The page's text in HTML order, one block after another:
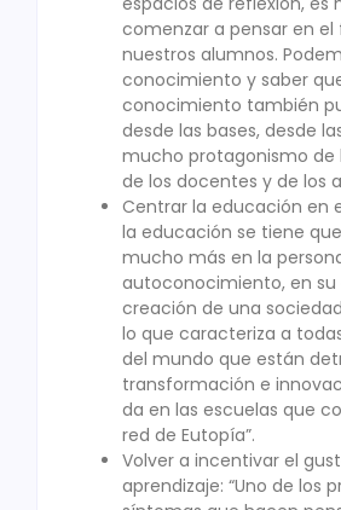
comenzar a pensar en
nuestros alumnos.
conocimiento y saber
conocimiento también
desde las bases, desde
mucho protagonismo de
de los docentes y de los
Centrar la educación en
la educación se tiene
mucho más en la
autoconocimiento, en
creación de una
lo que caracteriza a
del mundo que están
transformación e
da en las escuelas que
red de Eutopía”.
Volver a incentivar el
aprendizaje: “Uno de los